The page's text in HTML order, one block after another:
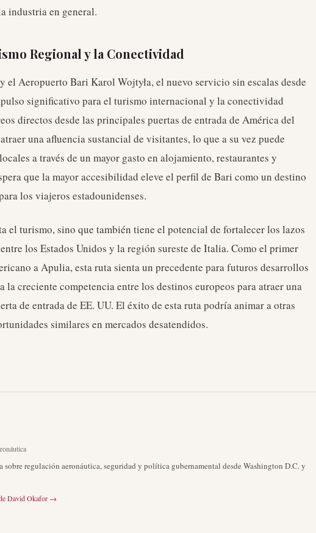
industria en general.
Regional y la Conectividad
el Aeropuerto Bari Karol Wojtyła, el nuevo servicio sin escalas desde
significativo para el turismo internacional y la conectividad
directos desde las principales puertas de entrada de América del
una afluencia sustancial de visitantes, lo que a su vez puede
a través de un mayor gasto en alojamiento, restaurantes y
que la mayor accesibilidad eleve el perfil de Bari como un destino
los viajeros estadounidenses.
el turismo, sino que también tiene el potencial de fortalecer los lazos
los Estados Unidos y la región sureste de Italia. Como el primer
a Apulia, esta ruta sienta un precedente para futuros desarrollos
la creciente competencia entre los destinos europeos para atraer una
de entrada de EE. UU. El éxito de esta ruta podría animar a otras
similares en mercados desatendidos.
sobre regulación aeronáutica, seguridad y política gubernamental desde Washington D.C. y
David Okafor →